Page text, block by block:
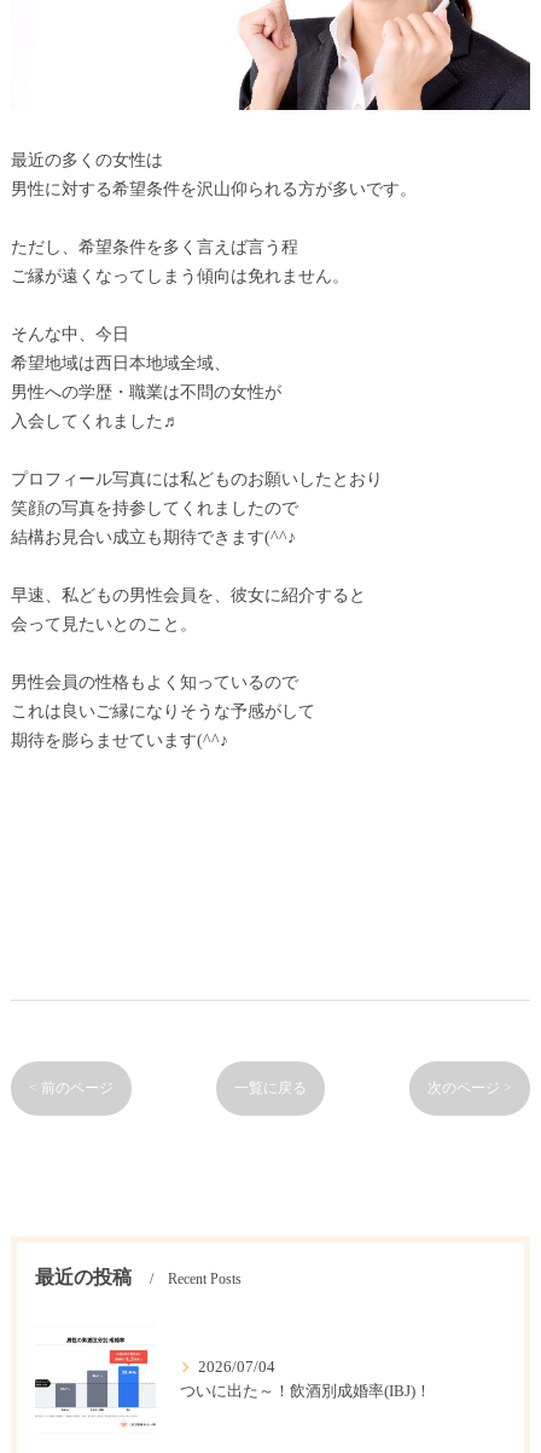
最近の多くの女性は
男性に対する希望条件を沢山仰られる方が多いです。
ただし、希望条件を多く言えば言う程
ご縁が遠くなってしまう傾向は免れません。
そんな中、今日
希望地域は西日本地域全域、
男性への学歴・職業は不問の女性が
入会してくれました♬
プロフィール写真には私どものお願いしたとおり
笑顔の写真を持参してくれましたので
結構お見合い成立も期待できます(^^♪
早速、私どもの男性会員を、彼女に紹介すると
会って見たいとのこと。
男性会員の性格もよく知っているので
これは良いご縁になりそうな予感がして
期待を膨らませています(^^♪
< 前のページ 一覧に戻る 次のページ >
最近の投稿 Recent Posts
2026/07/04
ついに出た～！飲酒別成婚率(IBJ)！